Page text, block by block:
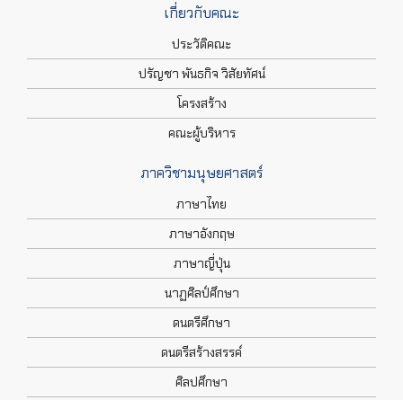
เกี่ยวกับคณะ
ประวัติคณะ
ปรัญชา พันธกิจ วิสัยทัศน์
โครงสร้าง
คณะผู้บริหาร
ภาควิชามนุษยศาสตร์
ภาษาไทย
ภาษาอังกฤษ
ภาษาญี่ปุ่น
นาฏศิลป์ศึกษา
ดนตรีศึกษา
ดนตรีสร้างสรรค์
ศิลปศึกษา